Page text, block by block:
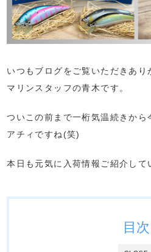
いつもブログをご覧いただきあ
マリンスタッフの青木です。
ついこの前まで一桁気温続きから
アチィですね(笑)
本日も元気に入荷情報ご紹介して
目次